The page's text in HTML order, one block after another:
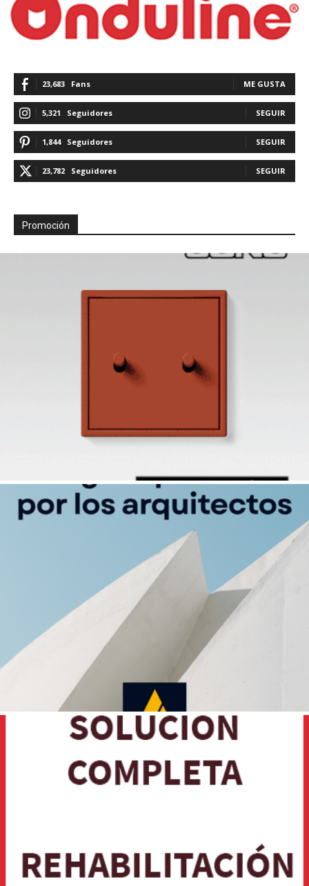
23,683 Fans ME GUSTA
5,321 Seguidores SEGUIR
1,844 Seguidores SEGUIR
23,782 Seguidores SEGUIR
Promoción